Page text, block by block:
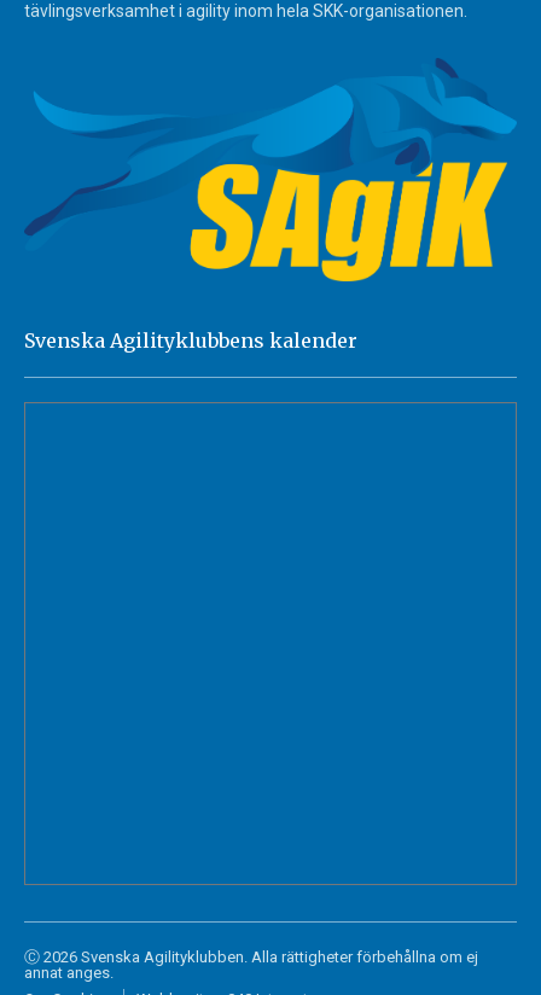
tävlingsverksamhet i agility inom hela SKK-organisationen.
Svenska Agilityklubbens kalender
Ⓒ 2026 Svenska Agilityklubben. Alla rättigheter förbehållna om ej
annat anges.